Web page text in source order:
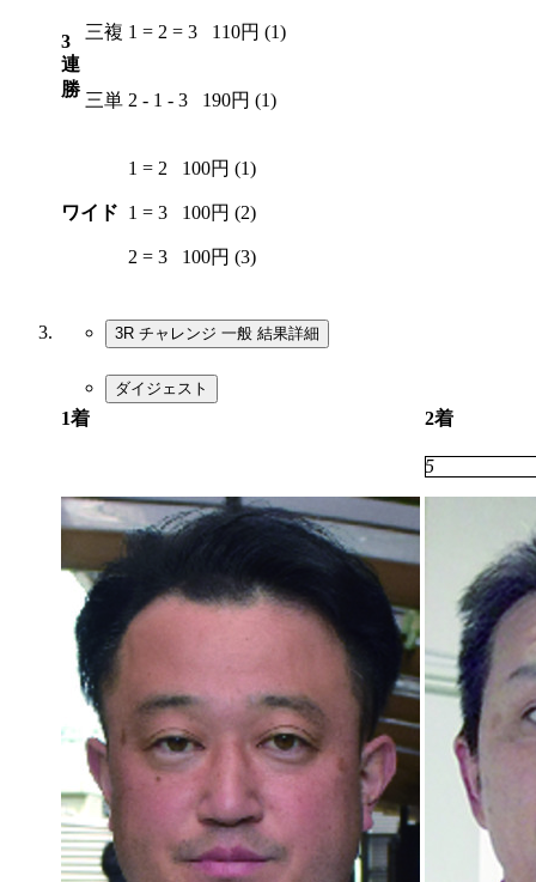
3
連
勝
三複 1 = 2 = 3 110円 (1)
三単 2 - 1 - 3 190円 (1)
ワイド
1 = 2 100円 (1)
1 = 3 100円 (2)
2 = 3 100円 (3)
3R チャレンジ 一般 結果詳細
ダイジェスト
1着 2着
5